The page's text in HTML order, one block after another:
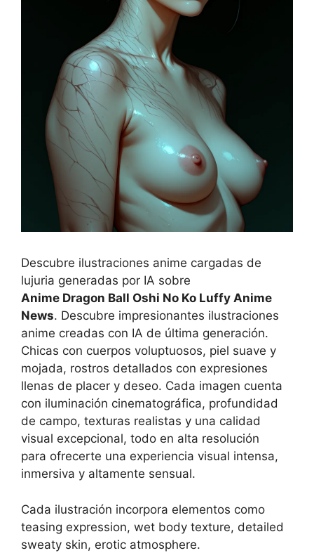
Descubre ilustraciones anime cargadas de
lujuria generadas por IA sobre
Anime Dragon Ball Oshi No Ko Luffy Anime
News. Descubre impresionantes ilustraciones
anime creadas con IA de última generación.
Chicas con cuerpos voluptuosos, piel suave y
mojada, rostros detallados con expresiones
llenas de placer y deseo. Cada imagen cuenta
con iluminación cinematográfica, profundidad
de campo, texturas realistas y una calidad
visual excepcional, todo en alta resolución
para ofrecerte una experiencia visual intensa,
inmersiva y altamente sensual.
Cada ilustración incorpora elementos como
teasing expression, wet body texture, detailed
sweaty skin, erotic atmosphere.